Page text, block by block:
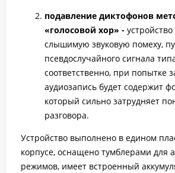
подавление диктофонов
«голосовой хор» - устройство
слышимую звуковую помеху,
псевдослучайного сигнала
соответственно, при попытке
аудиозапись будет содержит
который сильно затрудняет
разговора.
Устройство выполнено в едином
корпусе, оснащено тумблерами для
режимов, имеет встроенный